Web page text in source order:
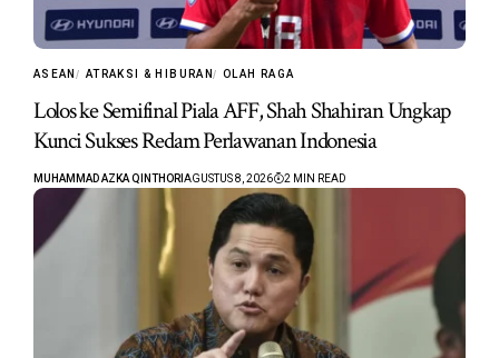
ASEAN ATRAKSI & HIBURAN OLAH RAGA
Lolos ke Semifinal Piala AFF, Shah Shahiran Ungkap
Kunci Sukses Redam Perlawanan Indonesia
MUHAMMAD AZKA QINTHORI AGUSTUS 8, 2026 2 MIN READ